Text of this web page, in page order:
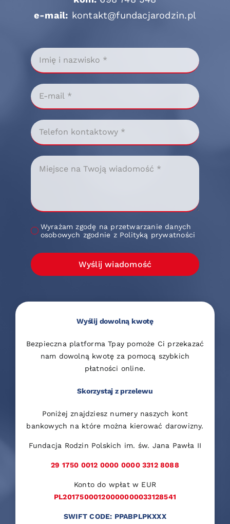
e-mail: kontakt@fundacjarodzin.pl
Wyrażam zgodę na przetwarzanie danych
osobowych zgodnie z Polityką prywatności
Wyślij wiadomość
Wyślij dowolną kwotę
Bezpieczna platforma Tpay pomoże Ci przekazać
nam dowolną kwotę za pomocą szybkich
płatności online.
Skorzystaj z przelewu
Poniżej znajdziesz numery naszych kont
bankowych na które można kierować darowizny.
Fundacja Rodzin Polskich im. św. Jana Pawła II
29 1750 0012 0000 0000 3312 8088
Konto do wpłat w EUR
PL20175000120000000033128541
SWIFT CODE: PPABPLPKXXX